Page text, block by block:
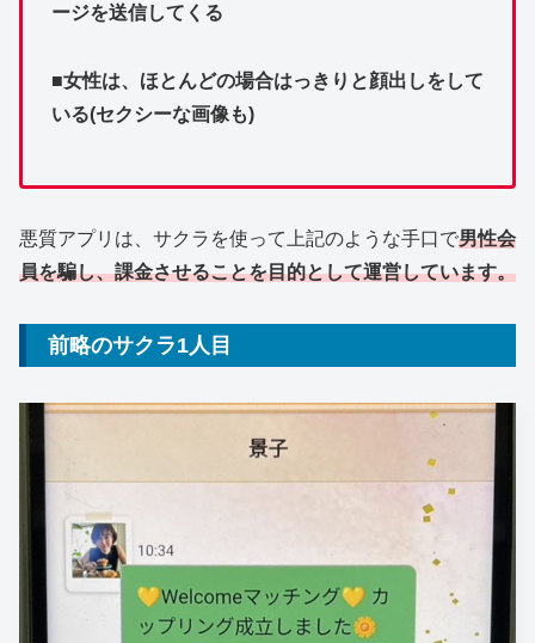
ージを送信してくる
■女性は、ほとんどの場合はっきりと顔出しをして
いる(セクシーな画像も)
悪質アプリは、サクラを使って上記のような手口で男性会
員を騙し、課金させることを目的として運営しています。
前略のサクラ1人目